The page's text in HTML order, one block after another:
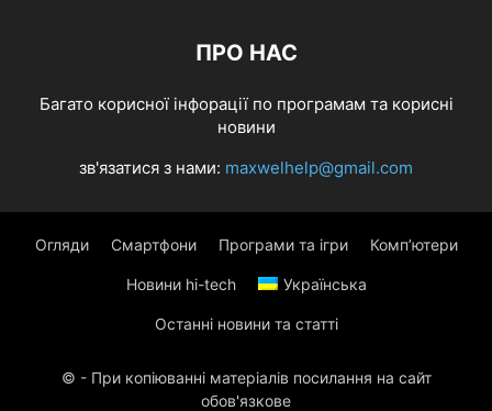
ПРО НАС
Багато корисної інфорації по програмам та корисні
новини
зв'язатися з нами: maxwelhelp@gmail.com
Огляди Смартфони Програми та ігри Комп’ютери
Новини hi-tech Українська
Останні новини та статті
© - При копіюванні матеріалів посилання на сайт
обов'язкове